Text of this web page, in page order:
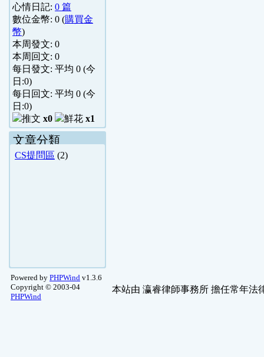
心情日記: 0 篇
數位金幣: 0 (購買金
幣)
本周發文: 0
本周回文: 0
每日發文: 平均 0 (今
日:0)
每日回文: 平均 0 (今
日:0)
x0
x1
文章分類
CS提問區 (2)
Powered by PHPWind v1.3.6
Copyright © 2003-04
PHPWind
本站由 瀛睿律師事務所 擔任常年法